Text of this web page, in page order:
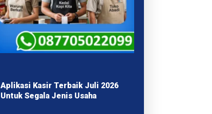
Aplikasi Kasir Terbaik Juli 2026
Untuk Segala Jenis Usaha